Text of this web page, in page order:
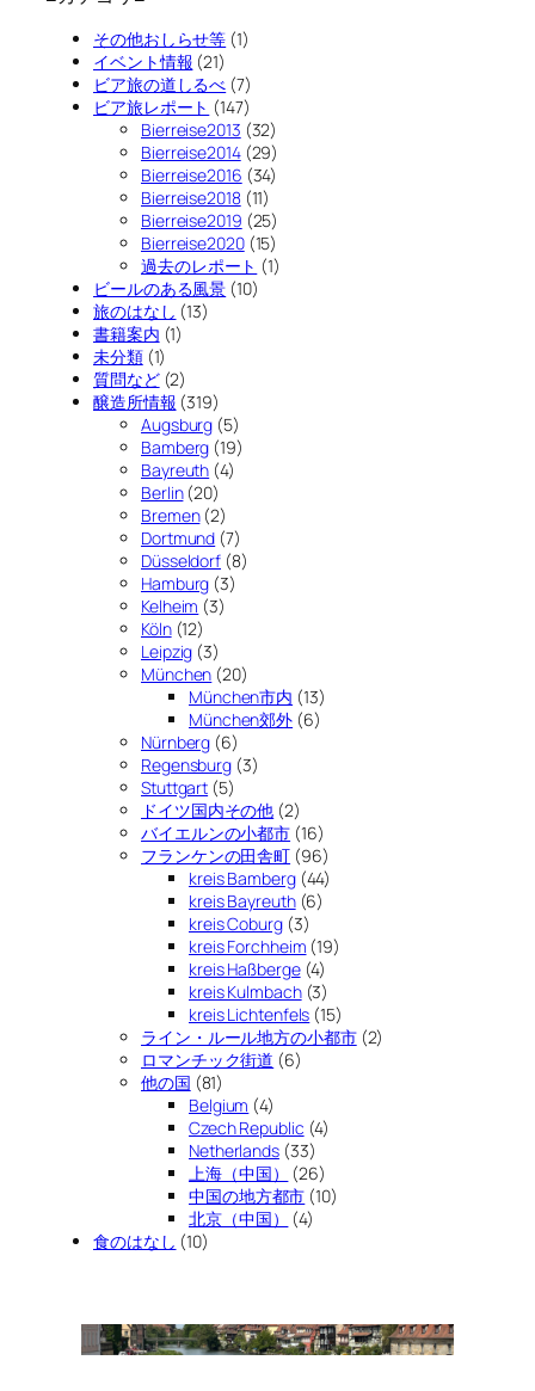
その他おしらせ等 (1)
イベント情報 (21)
ビア旅の道しるべ (7)
ビア旅レポート (147)
Bierreise2013 (32)
Bierreise2014(29)
Bierreise2016 (34)
Bierreise2018(11)
Bierreise2019 (25)
Bierreise2020(15)
過去のレポート (1)
ビールのある風景 (10)
旅のはなし (13)
書籍案内 (1)
未分類(1)
質問など(2)
醸造所情報 (319)
Augsburg (5)
Bamberg (19)
Bayreuth (4)
Berlin(20)
Bremen(2)
Dortmund (7)
Düsseldorf (8)
Hamburg (3)
Kelheim (3)
Köln(12)
Leipzig (3)
München (20)
München市内 (13)
München郊外 (6)
Nürnberg (6)
Regensburg (3)
Stuttgart (5)
ドイツ国内その他 (2)
バイエルンの小都市 (16)
フランケンの田舎町 (96)
kreis Bamberg(44)
kreis Bayreuth(6)
kreis Coburg(3)
kreis Forchheim (19)
kreis Haßberge(4)
kreis Kulmbach(3)
kreis Lichtenfels (15)
ライン・ルール地方の小都市(2)
ロマンチック街道 (6)
他の国 (81)
Belgium (4)
Czech Republic (4)
Netherlands(33)
上海（中国）
(26)
中国の地方都市 (10)
北京（中国）
(4)
食のはなし (10)